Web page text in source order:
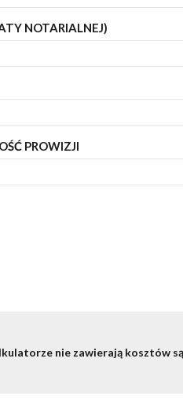
NOTARIALNEJ)
PROWIZJI
nie zawierają kosztów